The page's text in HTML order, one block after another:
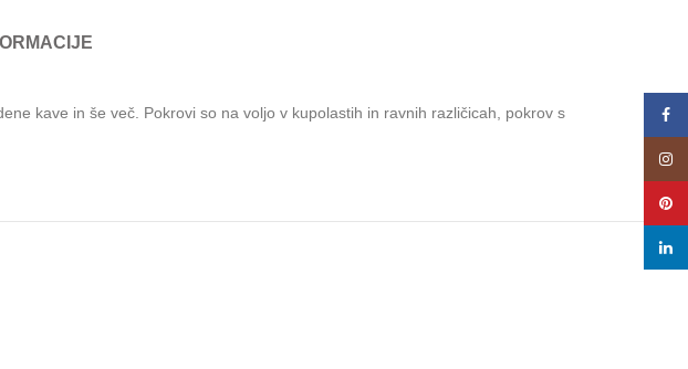
kave in še več. Pokrovi so na voljo v kupolastih in ravnih različicah, pokrov s